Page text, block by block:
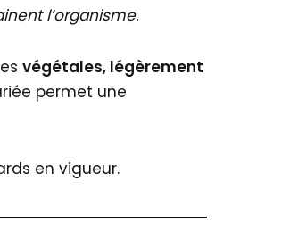
l’organisme.
végétales, légèrement
permet une
en vigueur.